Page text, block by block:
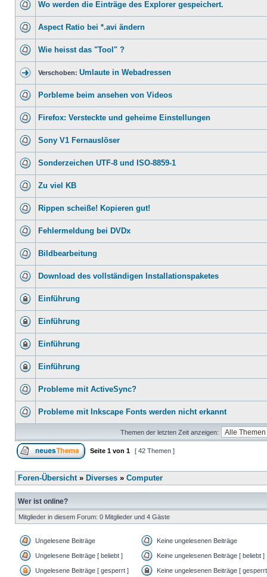
Wo werden die Einträge des Explorer gespeichert.
Aspect Ratio bei *.avi ändern
Wie heisst das "Tool" ?
Verschoben: Umlaute in Webadressen
Porbleme beim ansehen von Videos
Firefox: Versteckte und geheime Einstellungen
Sony V1 Fernauslöser
Sonderzeichen UTF-8 und ISO-8859-1
Zu viel KB
Rippen scheiße! Kopieren gut!
Fehlermeldung bei DVDx
Bildbearbeitung
Download des vollständigen Installationspaketes
Einführung
Einführung
Einführung
Einführung
Probleme mit ActiveSync?
Probleme mit Inkscape Fonts werden nicht erkannt
Themen der letzten Zeit anzeigen:
Seite 1 von 1 [ 42 Themen ]
Foren-Übersicht» Diverses » Computer
Wer ist online?
Mitglieder in diesem Forum: 0 Mitglieder und 4 Gäste
Ungelesene Beiträge Keine ungelesenen Beiträge
Ungelesene Beiträge [ beliebt ] Keine ungelesenen Beiträge [ beliebt ]
Ungelesene Beiträge [ gesperrt ] Keine ungelesenen Beiträge [